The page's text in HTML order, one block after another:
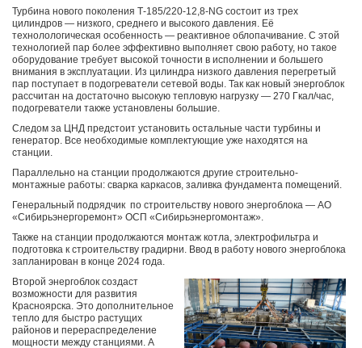
Турбина нового поколения Т-185/220-12,8-NG состоит из трех
цилиндров — низкого, среднего и высокого давления. Её
технолологическая особенность — реактивное облопачивание. С этой
технологией пар более эффективно выполняет свою работу, но такое
оборудование требует высокой точности в исполнении и большего
внимания в эксплуатации. Из цилиндра низкого давления перегретый
пар поступает в подогреватели сетевой воды. Так как новый энергоблок
рассчитан на достаточно высокую тепловую нагрузку — 270 Гкал/час,
подогреватели также установлены большие.
Следом за ЦНД предстоит установить остальные части турбины и
генератор. Все необходимые комплектующие уже находятся на
станции.
Параллельно на станции продолжаются другие строительно-
монтажные работы: сварка каркасов, заливка фундамента помещений.
Генеральный подрядчик по строительству нового энергоблока — АО
«Сибирьэнергоремонт» ОСП «Сибирьэнергомонтаж».
Также на станции продолжаются монтаж котла, электрофильтра и
подготовка к строительству градирни. Ввод в работу нового энергоблока
запланирован в конце 2024 года.
Второй энергоблок создаст
возможности для развития
Красноярска. Это дополнительное
тепло для быстро растущих
районов и перераспределение
мощности между станциями. А